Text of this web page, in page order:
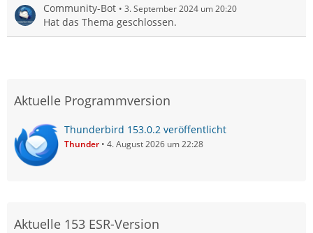
Community-Bot 3. September 2024 um 20:20
Hat das Thema geschlossen.
Aktuelle Programmversion
Thunderbird 153.0.2 veröffentlicht
Thunder 4. August 2026 um 22:28
Aktuelle 153 ESR-Version